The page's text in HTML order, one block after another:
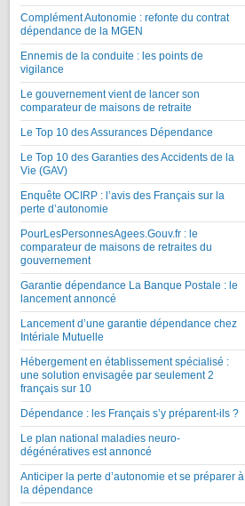
Complément Autonomie : refonte du contrat
dépendance de la MGEN
Ennemis de la conduite : les points de
vigilance
Le gouvernement vient de lancer son
comparateur de maisons de retraite
Le Top 10 des Assurances Dépendance
Le Top 10 des Garanties des Accidents de la
Vie (GAV)
Enquête OCIRP : l’avis des Français sur la
perte d’autonomie
PourLesPersonnesAgees.Gouv.fr : le
comparateur de maisons de retraites du
gouvernement
Garantie dépendance La Banque Postale : le
lancement annoncé
Lancement d’une garantie dépendance chez
Intériale Mutuelle
Hébergement en établissement spécialisé :
une solution envisagée par seulement 2
français sur 10
Dépendance : les Français s’y préparent-ils ?
Le plan national maladies neuro-
dégénératives est annoncé
Anticiper la perte d’autonomie et se préparer à
la dépendance